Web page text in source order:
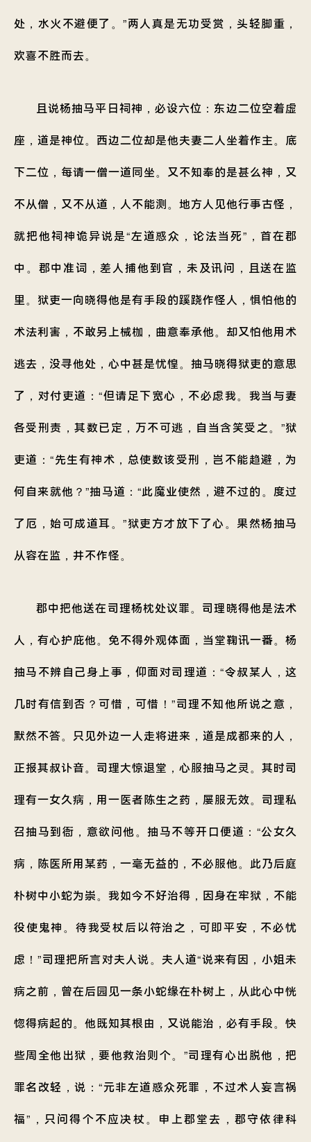
处，水火不避便了。”两人真是无功受赏，头轻脚重，
欢喜不胜而去。
且说杨抽马平日祠神，必设六位：东边二位空着虚
座，道是神位。西边二位却是他夫妻二人坐着作主。底
下二位，每请一僧一道同坐。又不知奉的是甚么神，又
不从僧，又不从道，人不能测。地方人见他行事古怪，
就把他祠神诡异说是“左道惑众，论法当死”，首在郡
中。郡中准词，差人捕他到官，未及讯问，且送在监
里。狱吏一向晓得他是有手段的蹊跷作怪人，惧怕他的
术法利害，不敢另上械枷，曲意奉承他。却又怕他用术
逃去，没寻他处，心中甚是忧惶。抽马晓得狱吏的意思
了，对付吏道：“但请足下宽心，不必虑我。我当与妻
各受刑责，其数已定，万不可逃，自当含笑受之。”狱
吏道：“先生有神术，总使数该受刑，岂不能趋避，为
何自来就他？”抽马道：“此魔业使然，避不过的。度过
了厄，始可成道耳。”狱吏方才放下了心。果然杨抽马
从容在监，井不作怪。
郡中把他送在司理杨枕处议罪。司理晓得他是法术
人，有心护庇他。免不得外观体面，当堂鞠讯一番。杨
抽马不辨自己身上事，仰面对司理道：“令叔某人，这
几时有信到否？可惜，可惜！”司理不知他所说之意，
默然不答。只见外边一人走将进来，道是成都来的人，
正报其叔讣音。司理大惊退堂，心服抽马之灵。其时司
理有一女久病，用一医者陈生之药，屡服无效。司理私
召抽马到衙，意欲问他。抽马不等开口便道：“公女久
病，陈医所用某药，一毫无益的，不必服他。此乃后庭
朴树中小蛇为崇。我如今不好治得，因身在牢狱，不能
役使鬼神。待我受杖后以符治之，可即平安，不必忧
虑！”司理把所言对夫人说。夫人道“说来有因，小姐未
病之前，曾在后园见一条小蛇缘在朴树上，从此心中恍
惚得病起的。他既知其根由，又说能治，必有手段。快
些周全他出狱，要他救治则个。”司理有心出脱他，把
罪名改轻，说：“元非左道惑众死罪，不过术人妄言祸
福”，只问得个不应决杖。申上郡堂去，郡守依律科